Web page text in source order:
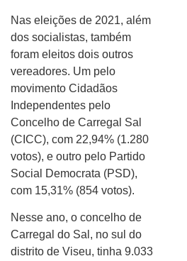
Nas eleições de 2021, além
dos socialistas, também
foram eleitos dois outros
vereadores. Um pelo
movimento Cidadãos
Independentes pelo
Concelho de Carregal Sal
(CICC), com 22,94% (1.280
votos), e outro pelo Partido
Social Democrata (PSD),
com 15,31% (854 votos).
Nesse ano, o concelho de
Carregal do Sal, no sul do
distrito de Viseu, tinha 9.033